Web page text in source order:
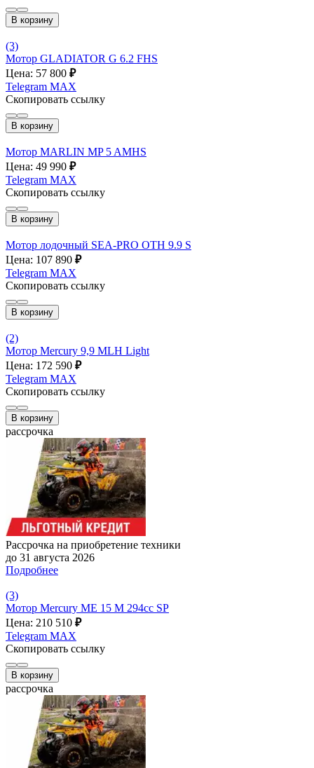
В корзину
(3)
Мотор GLADIATOR G 6.2 FHS
Цена: 57 800 ₽
Telegram MAX
Скопировать ссылку
В корзину
Мотор MARLIN MP 5 AMHS
Цена: 49 990 ₽
Telegram MAX
Скопировать ссылку
В корзину
Мотор лодочный SEA-PRO OTH 9.9 S
Цена: 107 890 ₽
Telegram MAX
Скопировать ссылку
В корзину
(2)
Мотор Mercury 9,9 MLH Light
Цена: 172 590 ₽
Telegram MAX
Скопировать ссылку
В корзину
рассрочка
Рассрочка на приобретение техники
до 31 августа 2026
Подробнее
(3)
Мотор Mercury ME 15 M 294cc SP
Цена: 210 510 ₽
Telegram MAX
Скопировать ссылку
В корзину
рассрочка